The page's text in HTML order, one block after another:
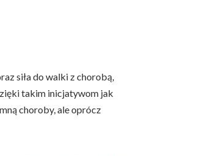
siła do walki z chorobą,
takim inicjatywom jak
choroby, ale oprócz